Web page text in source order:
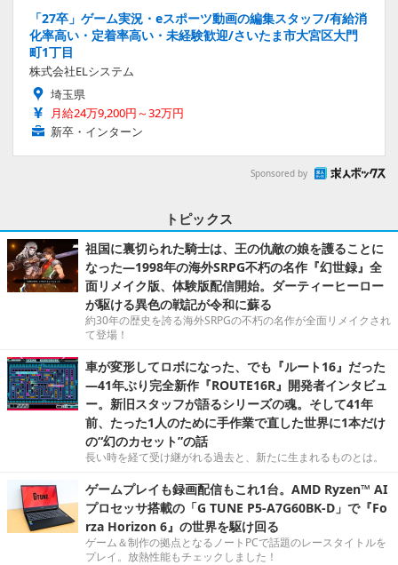
「27卒」ゲーム実況・eスポーツ動画の編集スタッフ/有給消
化率高い・定着率高い・未経験歓迎/さいたま市大宮区大門
町1丁目
株式会社ELシステム
埼玉県
月給24万9,200円～32万円
新卒・インターン
Sponsored by
トピックス
祖国に裏切られた騎士は、王の仇敵の娘を護ることに
なった―1998年の海外SRPG不朽の名作『幻世録』全
面リメイク版、体験版配信開始。ダーティーヒーロー
が駆ける異色の戦記が令和に蘇る
約30年の歴史を誇る海外SRPGの不朽の名作が全面リメイクされ
て登場！
車が変形してロボになった、でも『ルート16』だった
―41年ぶり完全新作『ROUTE16R』開発者インタビュ
ー。新旧スタッフが語るシリーズの魂。そして41年
前、たった1人のために手作業で直した世界に1本だけ
の“幻のカセット”の話
長い時を経て受け継がれる過去と、新たに生まれるものとは。
ゲームプレイも録画配信もこれ1台。AMD Ryzen™ AI
プロセッサ搭載の「G TUNE P5-A7G60BK-D」で『Fo
rza Horizon 6』の世界を駆け回る
ゲーム＆制作の拠点となるノートPCで話題のレースタイトルを
プレイ。放熱性能もチェックしました！